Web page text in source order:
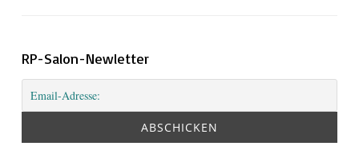
RP-Salon-Newletter